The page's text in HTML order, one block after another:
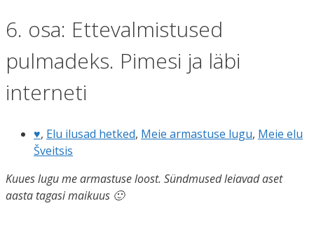
6. osa: Ettevalmistused
pulmadeks. Pimesi ja läbi
interneti
♥, Elu ilusad hetked, Meie armastuse lugu, Meie elu
Šveitsis
Kuues lugu me armastuse loost. Sündmused leiavad aset
aasta tagasi maikuus 🙂